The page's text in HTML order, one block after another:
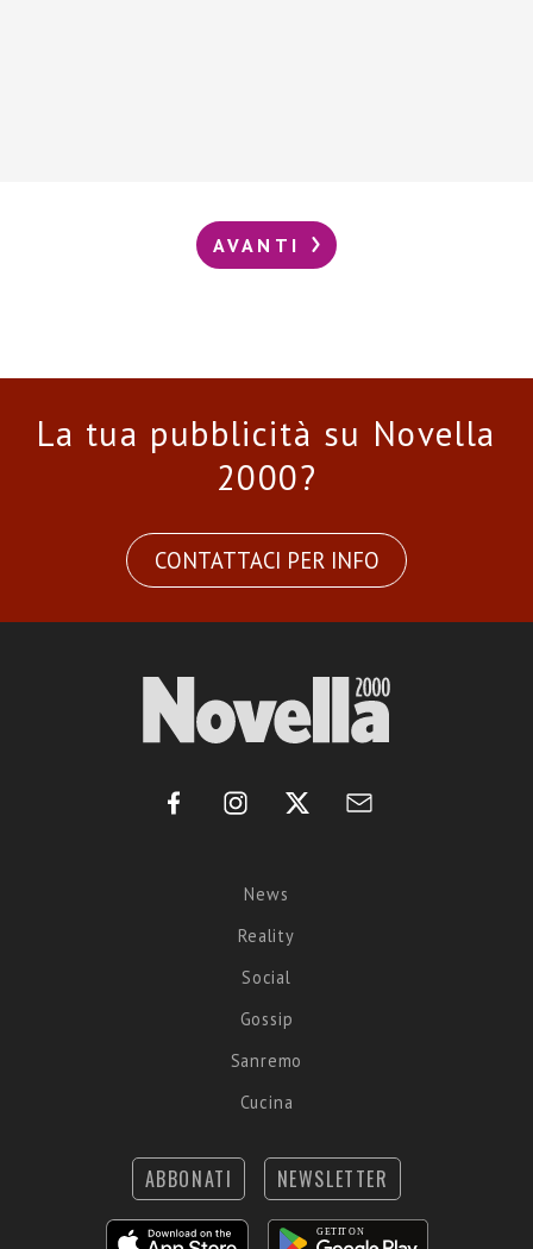
AVANTI
La tua pubblicità su Novella
2000?
CONTATTACI PER INFO
News
Reality
Social
Gossip
Sanremo
Cucina
ABBONATI NEWSLETTER